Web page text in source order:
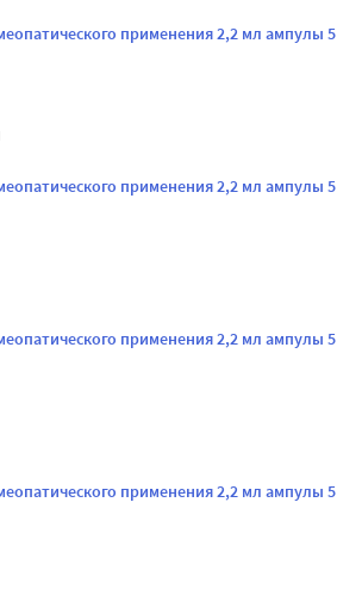
применения 2,2 мл ампулы 5
применения 2,2 мл ампулы 5
применения 2,2 мл ампулы 5
применения 2,2 мл ампулы 5